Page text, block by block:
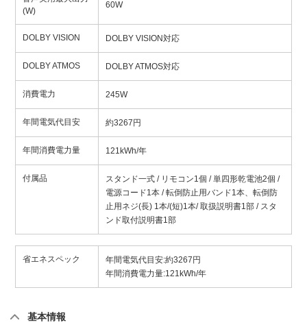
(W)
60W
DOLBY VISION DOLBY VISION対応
DOLBY ATMOS DOLBY ATMOS対応
消費電力 245W
年間電気代目安 約3267円
年間消費電力量 121kWh/年
付属品
スタンド一式 / リモコン1個 / 単四形乾電池2個 /
電源コード1本 / 転倒防止用バンド1本、転倒防
止用ネジ(長) 1本/(短)1本/ 取扱説明書1部 / スタ
ンド取付説明書1部
省エネスペック
年間電気代目安:約3267円
年間消費電力量:121kWh/年
基本情報